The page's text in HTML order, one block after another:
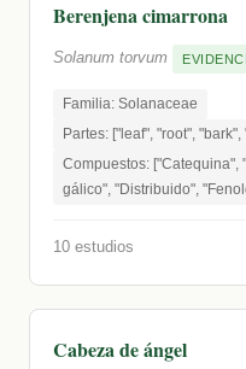
Berenjena cimarrona
Solanum torvum
Familia: Solanaceae
Partes: ["leaf", "root",
Compuestos: ["Catequina",
gálico", "Distribuido",
10 estudios
Cabeza de ángel